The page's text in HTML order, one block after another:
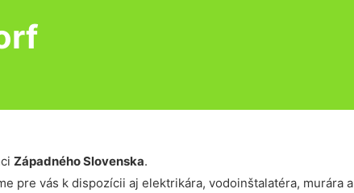
Západného Slovenska.
pre vás k dispozícii aj elektrikára, vodoinštalatéra, murára a